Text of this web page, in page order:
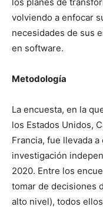
volviendo a enfocar
necesidades de sus
en software.
Metodología
La encuesta, en la
los Estados Unidos,
Francia, fue llevada
investigación
2020. Entre los
tomar de decisiones
alto nivel), todos